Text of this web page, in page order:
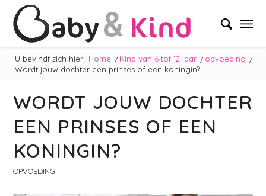
U bevindt zich hier: Home / Kind van 6 tot 12 jaar / opvoeding /
Wordt jouw dochter een prinses of een koningin?
WORDT JOUW DOCHTER
EEN PRINSES OF EEN
KONINGIN?
OPVOEDING